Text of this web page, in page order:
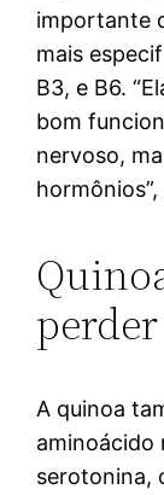
importante
mais
B3, e B6.
bom
nervoso,
A quinoa
aminoácido
serotonina,